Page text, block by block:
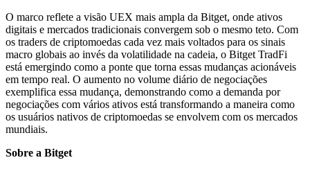
O marco reflete a visão UEX mais ampla da Bitget, onde ativos
digitais e mercados tradicionais convergem sob o mesmo teto. Com
os traders de criptomoedas cada vez mais voltados para os sinais
macro globais ao invés da volatilidade na cadeia, o Bitget TradFi
está emergindo como a ponte que torna essas mudanças acionáveis
em tempo real. O aumento no volume diário de negociações
exemplifica essa mudança, demonstrando como a demanda por
negociações com vários ativos está transformando a maneira como
os usuários nativos de criptomoedas se envolvem com os mercados
mundiais.
Sobre a Bitget